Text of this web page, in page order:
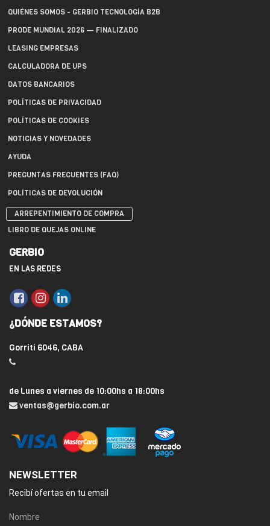
QUIÉNES SOMOS - GERBIO TECNOLOGÍA B2B
PRODE MUNDIAL 2026 — FINALIZADO
LEASING EMPRESAS
CALCULADORA DE UPS
DATOS BANCARIOS
POLÍTICAS DE PRIVACIDAD
POLÍTICAS DE COOKIES
NOTICIAS Y NOVEDADES
AYUDA
PREGUNTAS FRECUENTES (FAQ)
POLÍTICAS DE DEVOLUCIÓN
ARREPENTIMIENTO DE COMPRA
LIBRO DE QUEJAS ONLINE
GERBIO
EN LAS REDES
¿DÓNDE ESTAMOS?
Gorriti 6046, CABA
de Lunes a viernes de 10:00hs a 18:00hs
ventas@gerbio.com.ar
NEWSLETTER
Recibí ofertas en tu email